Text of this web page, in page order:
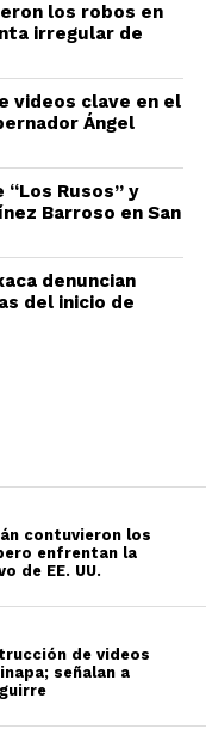
los robos en
irregular de
videos clave en el
Ángel
“Los Rusos” y
Barroso en San
denuncian
del inicio de
contuvieron los
enfrentan la
de EE. UU.
de videos
señalan a